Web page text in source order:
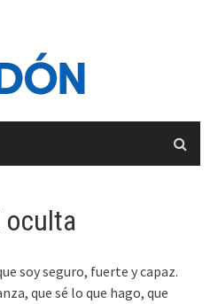
oculta
soy seguro, fuerte y capaz.
que sé lo que hago, que